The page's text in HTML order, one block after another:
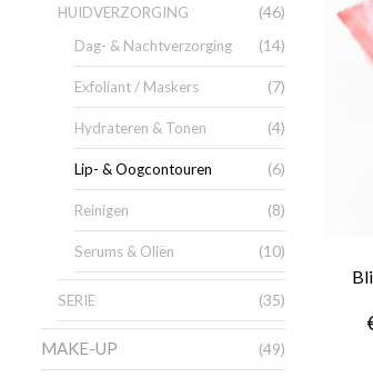
HUIDVERZORGING (46)
Dag- & Nachtverzorging (14)
Exfoliant / Maskers (7)
Hydrateren & Tonen (4)
Lip- & Oogcontouren (6)
Reinigen (8)
Serums & Oliën (10)
SERIE (35)
MAKE-UP (49)